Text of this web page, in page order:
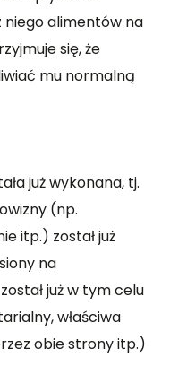
niego alimentów na
się, że
mu normalną
już wykonana, tj.
(np.
itp.) został już
na
już w tym celu
właściwa
obie strony itp.)